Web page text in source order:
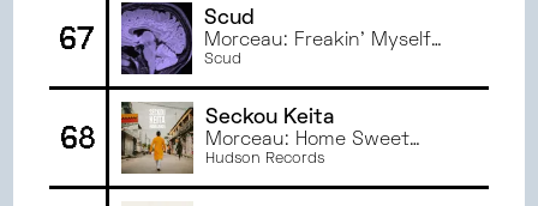
67
Scud
Morceau: Freakin' Myself
Out
Scud
68
Seckou Keita
Morceau: Home Sweet
Home
Hudson Records